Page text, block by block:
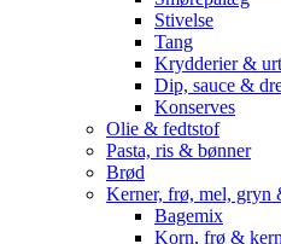
Stivelse
Tang
Krydderier &
Dip, sauce &
Konserves
Olie & fedtstof
Pasta, ris & bønner
Brød
Kerner, frø, mel, gryn
Bagemix
Korn, frø &